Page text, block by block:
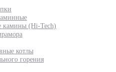
камины (Hi-Tech)
котлы
горения